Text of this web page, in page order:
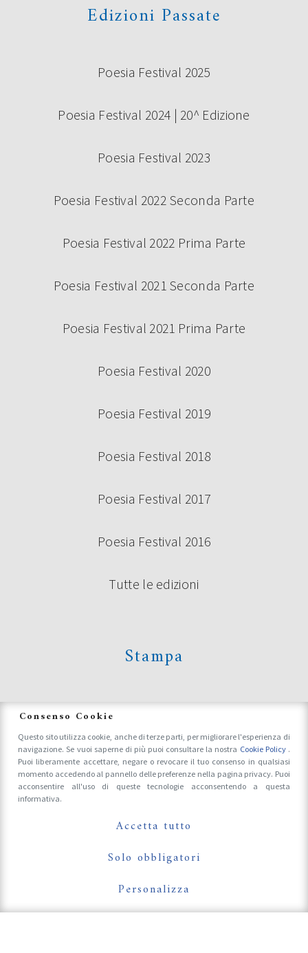
Edizioni Passate
Poesia Festival 2025
Poesia Festival 2024 | 20^ Edizione
Poesia Festival 2023
Poesia Festival 2022 Seconda Parte
Poesia Festival 2022 Prima Parte
Poesia Festival 2021 Seconda Parte
Poesia Festival 2021 Prima Parte
Poesia Festival 2020
Poesia Festival 2019
Poesia Festival 2018
Poesia Festival 2017
Poesia Festival 2016
Tutte le edizioni
Stampa
Accrediti Stampa e Fotografi
Follow Us On
Consenso Cookie
Questo sito utilizza cookie, anche di terze parti, per migliorare l'esperienza di
navigazione. Se vuoi saperne di più puoi consultare la nostra Cookie Policy .
Puoi liberamente accettare, negare o revocare il tuo consenso in qualsiasi
momento accedendo al pannello delle preferenze nella pagina privacy. Puoi
acconsentire all'uso di queste tecnologie acconsentendo a questa
informativa.
Accetta tutto
Solo obbligatori
Personalizza